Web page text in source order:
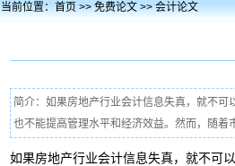
当前位置：首页>>免费论文>>会计论文
简介：如果房地产行业会计信息失真，就不可
也不能提高管理水平和经济效益。然而，随
如果房地产行业会计信息失真，就不可